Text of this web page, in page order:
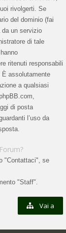
rivolgerti. Se
del dominio (fai
da un servizio
di tale
ritenuti responsabili
assolutamente
a qualsiasi
di posta
l’uso da
"Contattaci", se
"Staff".
Vai a